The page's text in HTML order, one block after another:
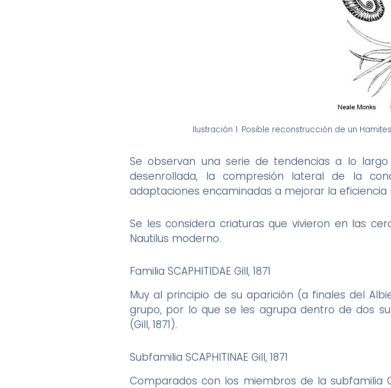
Ilustración 1. Posible reconstrucción de un
Se observan una serie de tendencias a lo
desenrollada, la compresión lateral de la
adaptaciones encaminadas a mejorar la eficiencia
Se les considera criaturas que vivieron en las
Nautilus moderno.
Familia SCAPHITIDAE Gill, 1871
Muy al principio de su aparición (a finales del
grupo, por lo que se les agrupa dentro de dos
(Gill, 1871).
Subfamilia SCAPHITINAE Gill, 1871
Comparados con los miembros de la subfamilia